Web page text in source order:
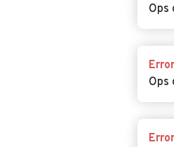
Ops
Error
Ops
Error